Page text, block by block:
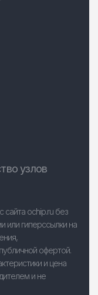
узлов
сайта ochip.ru без
или гиперссылки на
офертой.
и цена
и не